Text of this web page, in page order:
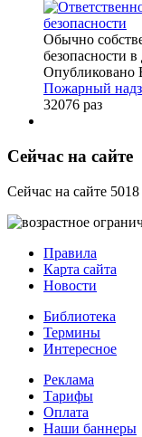
Обычно
безопасности
Опубликовано
Пожарный
32076 раз
Сейчас на сайте
Сейчас на сайте
Правила
Карта сайта
Новости
Библиотека
Термины
Интересное
Реклама
Тарифы
Оплата
Наши баннеры